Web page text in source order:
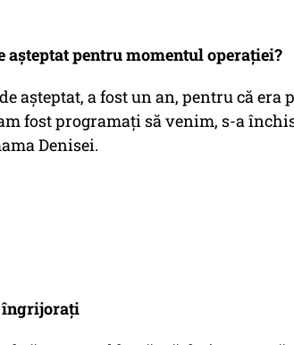
așteptat pentru momentul operației?
așteptat, a fost un an, pentru că era
fost programați să venim, s-a
Denisei.
îngrijorați